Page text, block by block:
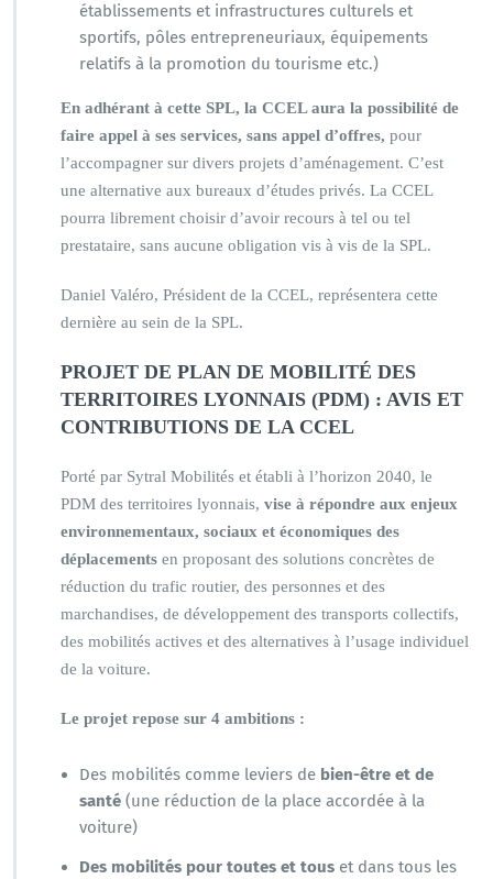
établissements et infrastructures culturels et
sportifs, pôles entrepreneuriaux, équipements
relatifs à la promotion du tourisme etc.)
En adhérant à cette SPL, la CCEL aura la possibilité de
faire appel à ses services, sans appel d’offres, pour
l’accompagner sur divers projets d’aménagement. C’est
une alternative aux bureaux d’études privés. La CCEL
pourra librement choisir d’avoir recours à tel ou tel
prestataire, sans aucune obligation vis à vis de la SPL.
Daniel Valéro, Président de la CCEL, représentera cette
dernière au sein de la SPL.
PROJET DE PLAN DE MOBILITÉ DES
TERRITOIRES LYONNAIS (PDM) : AVIS ET
CONTRIBUTIONS DE LA CCEL
Porté par Sytral Mobilités et établi à l’horizon 2040, le
PDM des territoires lyonnais, vise à répondre aux enjeux
environnementaux, sociaux et économiques des
déplacements en proposant des solutions concrètes de
réduction du trafic routier, des personnes et des
marchandises, de développement des transports collectifs,
des mobilités actives et des alternatives à l’usage individuel
de la voiture.
Le projet repose sur 4 ambitions :
Des mobilités comme leviers de bien-être et de
santé (une réduction de la place accordée à la
voiture)
Des mobilités pour toutes et tous et dans tous les